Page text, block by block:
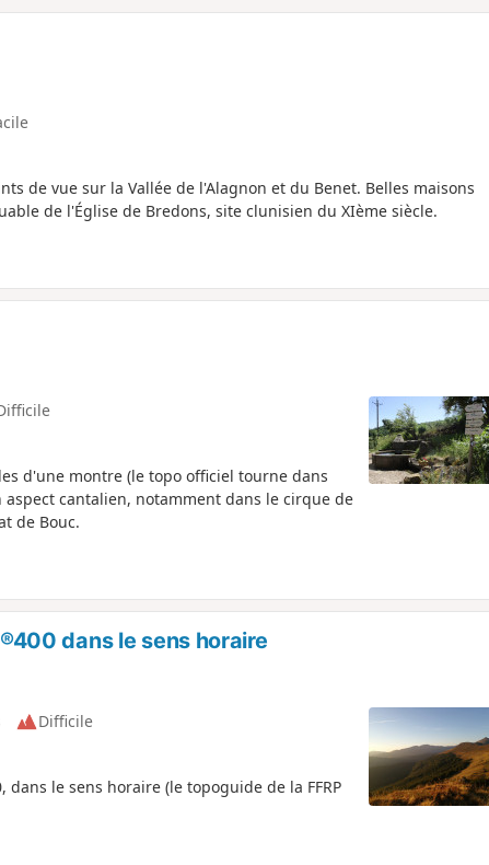
de vue sur la Vallée de l'Alagnon et du Benet. Belles maisons
de l'Église de Bredons, site clunisien du XIème siècle.
d'une montre (le topo officiel tourne dans
aspect cantalien, notamment dans le cirque de
de Bouc.
dans le sens horaire
Difficile
le sens horaire (le topoguide de la FFRP